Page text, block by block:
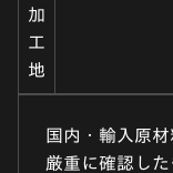
加
工
地
国内・輸入原
厳重に確認した